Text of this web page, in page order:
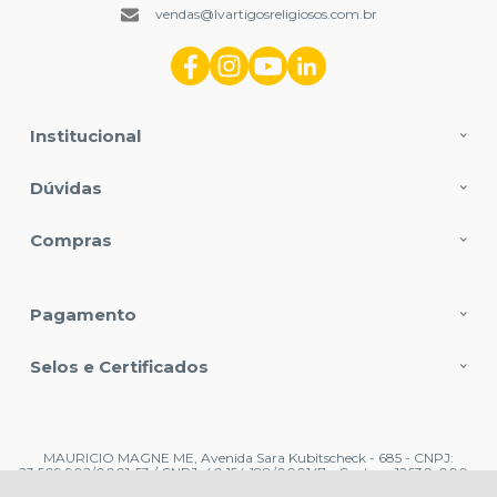
Institucional
Dúvidas
Compras
vendas@lvartigosreligiosos.com.br
Pagamento
Selos e Certificados
MAURICIO MAGNE ME, Avenida Sara Kubitscheck - 685 - CNPJ:
23.509.902/0001-53 / CNPJ: 40.154.188/000147 - Centro - 12630-000 -